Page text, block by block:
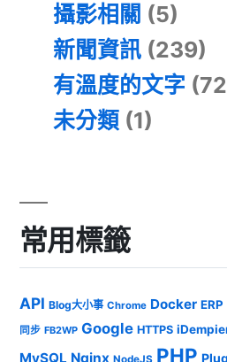
攝影相關 (5)
新聞資訊 (239)
有溫度的文字
未分類 (1)
常用標籤
API Blog大小事 Chrome Docker ERP
同步 FB2WP Google HTTPS
MySQL Nginx NodeJS PHP